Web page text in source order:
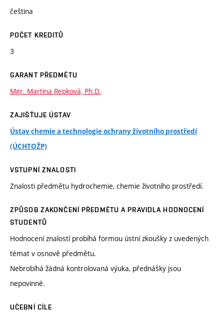
čeština
POČET KREDITŮ
3
GARANT PŘEDMĚTU
Mgr. Martina Repková, Ph.D.
ZAJIŠŤUJE ÚSTAV
Ústav chemie a technologie ochrany životního prostředí
(ÚCHTOŽP)
VSTUPNÍ ZNALOSTI
Znalosti předmětu hydrochemie, chemie životního prostředí.
ZPŮSOB ZAKONČENÍ PŘEDMĚTU A PRAVIDLA HODNOCENÍ
STUDENTŮ
Hodnocení znalostí probíhá formou ústní zkoušky z uvedených
témat v osnově předmětu.
Nebrobíhá žádná kontrolovaná výuka, přednášky jsou
nepovinné.
UČEBNÍ CÍLE